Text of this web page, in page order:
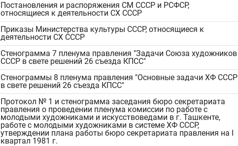
Постановления и распоряжения СМ СССР и РСФСР,
относящиеся к деятельности СХ СССР
Приказы Министерства культуры СССР, относящиеся к
деятельности СХ СССР
Стенограмма 7 пленума правления "Задачи Союза художников
СССР в свете решений 26 съезда КПСС"
Стенограммы 8 пленума правления "Основные задачи ХФ СССР
в свете решений 26 съезда КПСС"
Протокол № 1 и стенограмма заседания бюро секретариата
правления о проведении пленума комиссии по работе с
молодыми художниками и искусствоведами в г. Ташкенте,
работе с молодыми художниками в системе ХФ СССР,
утверждении плана работы бюро секретариата правления на I
квартал 1981 г.